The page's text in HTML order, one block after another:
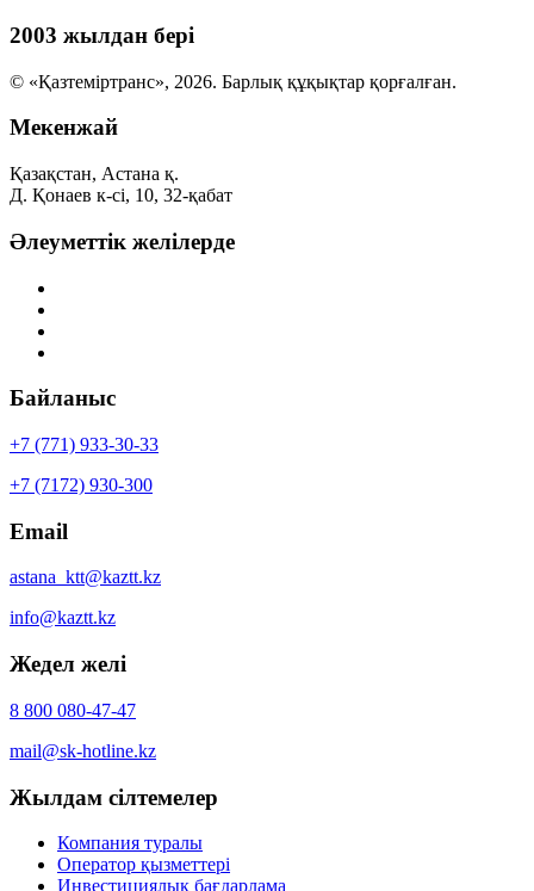
2003 жылдан бері
© «Қазтеміртранс», 2026. Барлық құқықтар қорғалған.
Мекенжай
Қазақстан, Астана қ.
Д. Қонаев к-сі, 10, 32-қабат
Әлеуметтік желілерде
Байланыс
+7 (771) 933-30-33
+7 (7172) 930-300
Email
astana_ktt@kaztt.kz
info@kaztt.kz
Жедел желі
8 800 080-47-47
mail@sk-hotline.kz
Жылдам сілтемелер
Компания туралы
Оператор қызметтері
Инвестициялық бағдарлама